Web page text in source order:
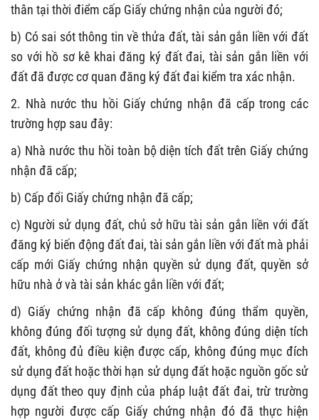
thân tại thời điểm cấp Giấy chứng nhận của người đó;
b) Có sai sót thông tin về thửa đất, tài sản gắn liền với đất
so với hồ sơ kê khai đăng ký đất đai, tài sản gắn liền với
đất đã được cơ quan đăng ký đất đai kiểm tra xác nhận.
2. Nhà nước thu hồi Giấy chứng nhận đã cấp trong các
trường hợp sau đây:
a) Nhà nước thu hồi toàn bộ diện tích đất trên Giấy chứng
nhận đã cấp;
b) Cấp đổi Giấy chứng nhận đã cấp;
c) Người sử dụng đất, chủ sở hữu tài sản gắn liền với đất
đăng ký biến động đất đai, tài sản gắn liền với đất mà phải
cấp mới Giấy chứng nhận quyền sử dụng đất, quyền sở
hữu nhà ở và tài sản khác gắn liền với đất;
d) Giấy chứng nhận đã cấp không đúng thẩm quyền,
không đúng đối tượng sử dụng đất, không đúng diện tích
đất, không đủ điều kiện được cấp, không đúng mục đích
sử dụng đất hoặc thời hạn sử dụng đất hoặc nguồn gốc sử
dụng đất theo quy định của pháp luật đất đai, trừ trường
hợp người được cấp Giấy chứng nhận đó đã thực hiện